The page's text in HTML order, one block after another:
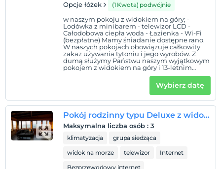
Opcje łóżek (1 Kwota) podwójnie
w naszym pokoju z widokiem na góry; -
Lodówka z minibarem - telewizor LCD -
Całodobowa ciepła woda - Łazienka - Wi-Fi
(bezpłatne) Mamy śniadanie dostępne rano.
W naszych pokojach obowiązuje całkowity
zakaz używania tytoniu i jego wyrobów. Z
dumą służymy Państwu naszym wyjątkowym
pokojem z widokiem na góry i 13-letnim
Wybierz datę
Pokój rodzinny typu Deluxe z widokiem na morze i miasto – 111
Maksymalna liczba osób : 3
klimatyzacja
grupa siedząca
widok na morze
telewizor
Internet
Bezprzewodowy internet